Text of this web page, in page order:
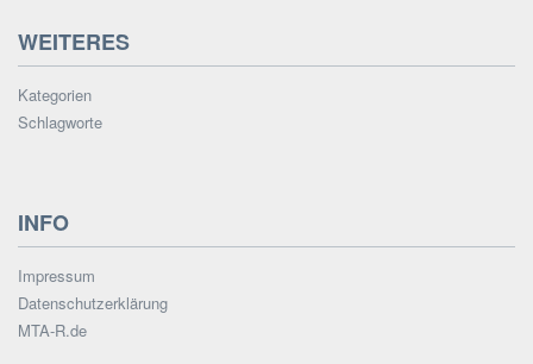
WEITERES
Kategorien
Schlagworte
INFO
Impressum
Datenschutzerklärung
MTA-R.de